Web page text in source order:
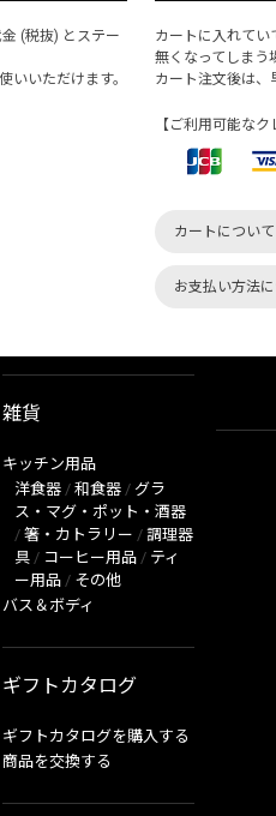
(税抜) とステー
いいただけます。
カートに入れてい
無くなってしまう
カート注文後は、
【ご利用可能なク
カートについて
お支払い方法
雑貨
キッチン用品
洋食器 / 和食器 / グラ
ス・マグ・ポット・酒器
/ 箸・カトラリー / 調理器
具 / コーヒー用品 / ティ
ー用品 / その他
バス＆ボディ
ギフトカタログ
ギフトカタログを購入する
商品を交換する